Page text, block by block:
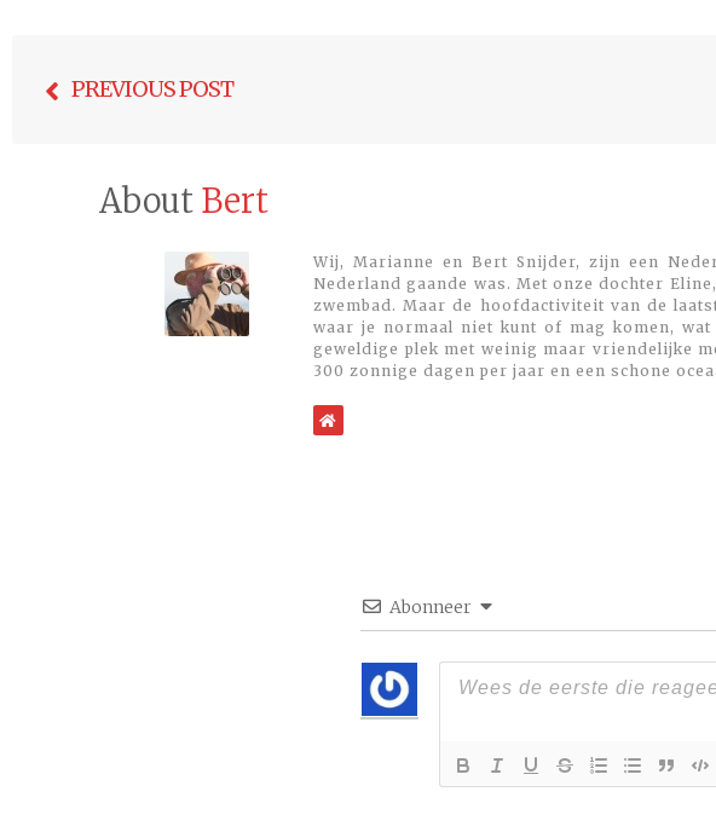
navigatie
PREVIOUS POST
About Bert
Wij, Marianne en Bert Snijder, zijn een
Nederland gaande was. Met onze dochter
zwembad. Maar de hoofdactiviteit van de
waar je normaal niet kunt of mag komen,
geweldige plek met weinig maar vriendelijke
300 zonnige dagen per jaar en een schone
Abonneer